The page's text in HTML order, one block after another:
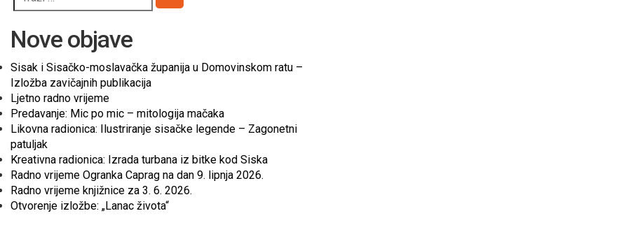
Pretraži
Nove objave
Sisak i Sisačko-moslavačka županija u Domovinskom ratu –
Izložba zavičajnih publikacija
Ljetno radno vrijeme
Predavanje: Mic po mic – mitologija mačaka
Likovna radionica: Ilustriranje sisačke legende – Zagonetni
patuljak
Kreativna radionica: Izrada turbana iz bitke kod Siska
Radno vrijeme Ogranka Caprag na dan 9. lipnja 2026.
Radno vrijeme knjižnice za 3. 6. 2026.
Otvorenje izložbe: „Lanac života“